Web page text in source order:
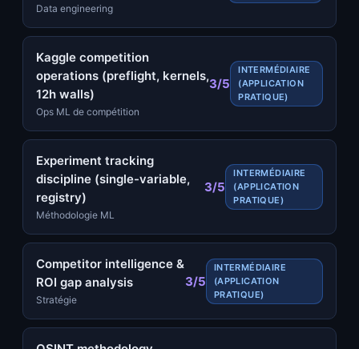
Data engineering
Kaggle competition
operations (preflight, kernels,
12h walls)
Ops ML de compétition
3/5
INTERMÉDIAIRE
(APPLICATION
PRATIQUE)
Experiment tracking
discipline (single-variable,
registry)
Méthodologie ML
3/5
INTERMÉDIAIRE
(APPLICATION
PRATIQUE)
Competitor intelligence &
ROI gap analysis
Stratégie
3/5
INTERMÉDIAIRE
(APPLICATION
PRATIQUE)